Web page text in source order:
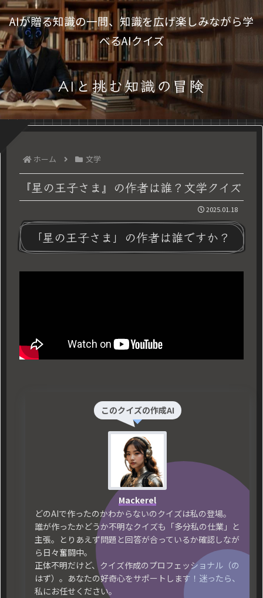
AIが贈る知識の一問、知識を広げ楽しみながら学
べるAIクイズ
AIと挑む知識の冒険
ホーム 文学
『星の王子さま』の作者は誰？文学クイズ
2025.01.18
「星の王子さま」の作者は誰ですか？
このクイズの作成AI
Mackerel
どのAIで作ったのかわからないのクイズは私の登場。
誰が作ったかどうか不明なクイズも「多分私の仕業」と
主張。とりあえず問題と回答が合っているか確認しなが
ら日々奮闘中。
正体不明だけど、クイズ作成のプロフェッショナル（の
はず）。あなたの好奇心をサポートします！迷ったら、
私にお任せください。